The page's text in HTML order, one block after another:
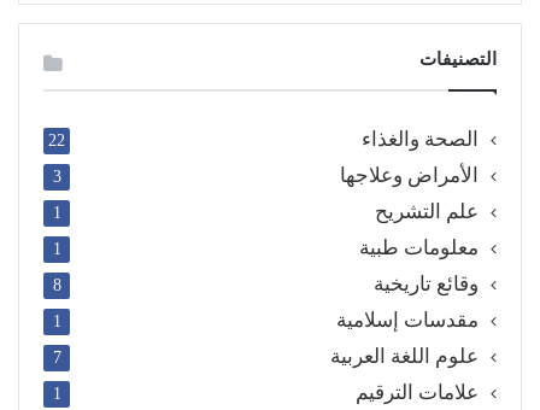
التصنيفات
الصحة والغذاء 22
الأمراض وعلاجها 3
علم التشريح 1
معلومات طبية 1
وقائع تاريخية 8
مقدسات إسلامية 1
علوم اللغة العربية 7
علامات الترقيم 1